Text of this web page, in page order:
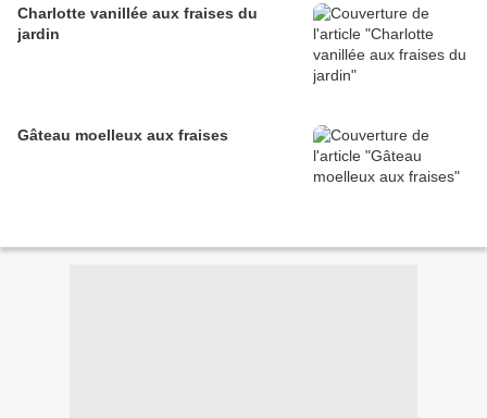
Charlotte vanillée aux fraises du
jardin
Gâteau moelleux aux fraises